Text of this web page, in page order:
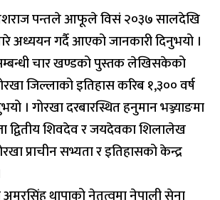
पन्तले आफूले विसं २०३७ सालदेखि
अध्ययन गर्दै आएको जानकारी दिनुभयो ।
चार खण्डको पुस्तक लेखिसकेको
जिल्लाको इतिहास करिब १,३०० वर्ष
। गोरखा दरबारस्थित हनुमान भञ्ज्याङमा
द्वितीय शिवदेव र जयदेवका शिलालेख
प्राचीन सभ्यता र इतिहासको केन्द्र